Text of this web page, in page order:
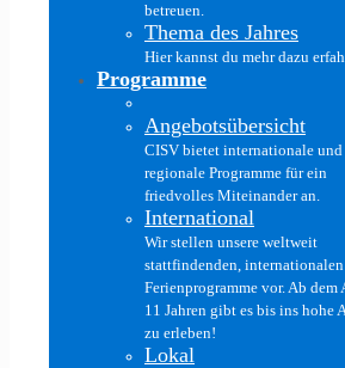
betreuen.
Thema des Jahres
Hier kannst du mehr dazu
Programme
Angebotsübersicht
CISV bietet internationale und
regionale Programme für ein
friedvolles Miteinander an.
International
Wir stellen unsere weltweit
stattfindenden, internationalen
Ferienprogramme vor. Ab dem
11 Jahren gibt es bis ins hohe
zu erleben!
Lokal